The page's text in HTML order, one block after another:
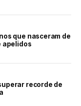
que nasceram de
apelidos
recorde de